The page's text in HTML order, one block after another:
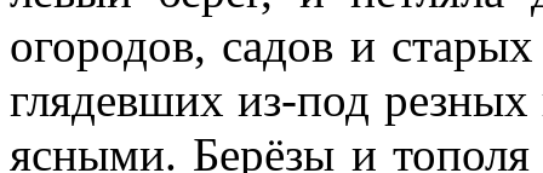
огородов, садов и
глядевших из-под
ясными. Берёзы и